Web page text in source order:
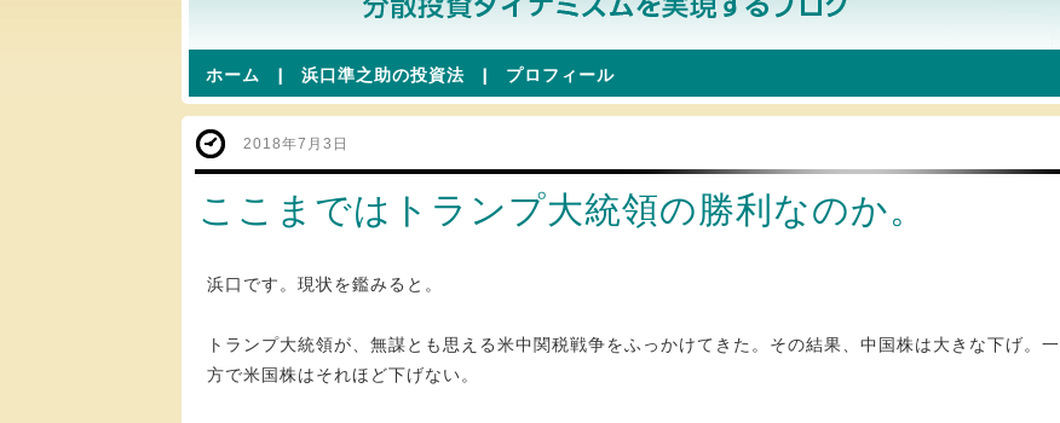
ホーム | 浜口準之助の投資法 | プロフィール
2018年7月3日
ここまではトランプ大統領の勝利なのか。
浜口です。現状を鑑みると。
トランプ大統領が、無謀とも思える米中関税戦争をふっかけてきた。その結果、中国株は大きな下げ。一
方で米国株はそれほど下げない。